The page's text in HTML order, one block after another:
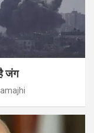
जंग